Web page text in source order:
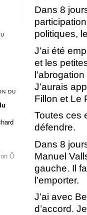
Dans 8
politiques,
J’ai été
et les
J’aurais
Fillon et Le
Toutes ces
défendre.
Dans 8
Manuel
gauche. Il
l’emporter.
J’ai avec
d’accord.
DU
Ô